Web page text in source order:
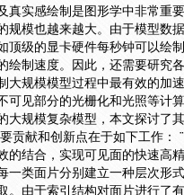
真实感绘制是图形学中非常重
规模也越来越大。由于模型数
顶级的显卡硬件每秒钟可以绘
绘制速度。因此，还需要研究
大规模模型过程中最有效的加
可见部分的光栅化和光照等计
大规模复杂模型，本文探讨了
贡献和创新点在于如下工作
的结合，实现可见面的快速高
一类面片分别建立一种层次形
。由于索引结构对面片进行了